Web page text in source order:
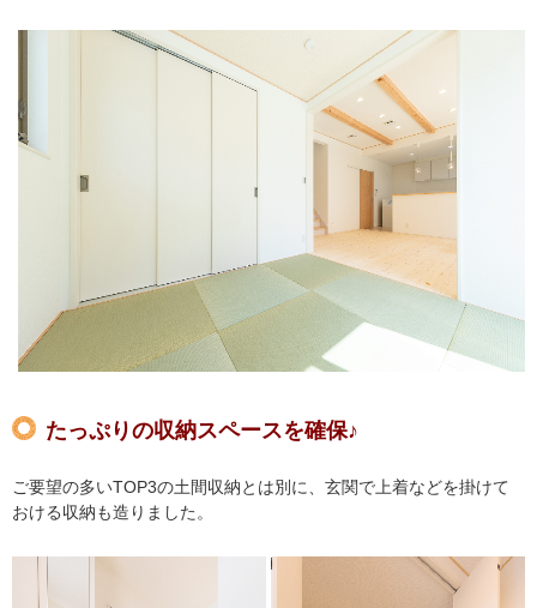
たっぷりの収納スペースを確保♪
ご要望の多いTOP3の土間収納とは別に、玄関で上着などを掛けて
おける収納も造りました。